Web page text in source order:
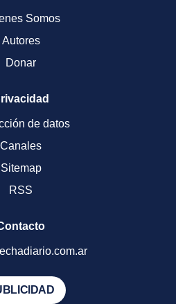
Somos
Autores
Donar
de datos
Canales
Sitemap
RSS